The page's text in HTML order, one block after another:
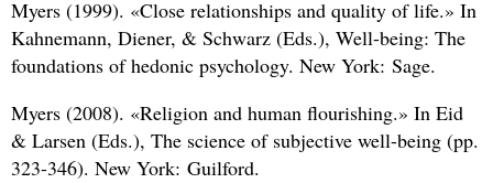
Myers (1999). «Close relationships and quality of life.» In
Kahnemann, Diener, & Schwarz (Eds.), Well-being: The
foundations of hedonic psychology. New York: Sage.
Myers (2008). «Religion and human flourishing.» In Eid
& Larsen (Eds.), The science of subjective well-being (pp.
323-346). New York: Guilford.